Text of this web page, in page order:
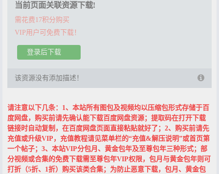
当前页面关联资源下载!
需花费17积分购买
VIP用户可免费下载！
登录后下载
该资源没有添加描述！
请注意以下几条：1、本站所有图包及视频均以压缩包形式存储于百
度网盘，购买前请先确认能下载百度网盘资源；提取码在打开下载
链接时自动复制，在百度网盘页面直接粘贴就好了；2、购买前请先
充值或升级VIP，充值教程请见菜单栏的“充值&解压说明”或首页第
一个帖子；3、本站VIP分包月、黄金包年及至尊包年三种形式；部
分视频或合集的免费下载需至尊包年VIP权限，包月与黄金包年则可
打折（5折、1折）购买该类合集；为防止恶意下载，包月、黄金包